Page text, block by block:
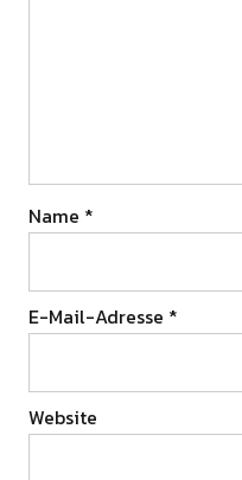
Name *
E-Mail-Adresse *
Website